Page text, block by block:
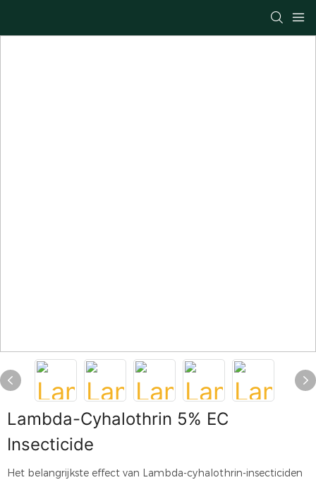
Lambda-Cyhalothrin 5% EC
Insecticide
Het belangrijkste effect van Lambda-cyhalothrin-insecticiden